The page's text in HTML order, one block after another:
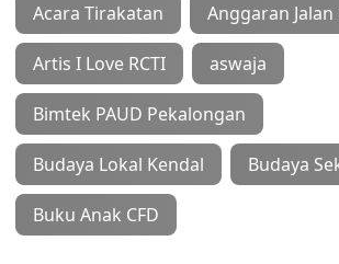
Acara Tirakatan Anggaran
Artis I Love RCTI aswaja
Bimtek PAUD Pekalongan
Budaya Lokal Kendal Budaya
Buku Anak CFD